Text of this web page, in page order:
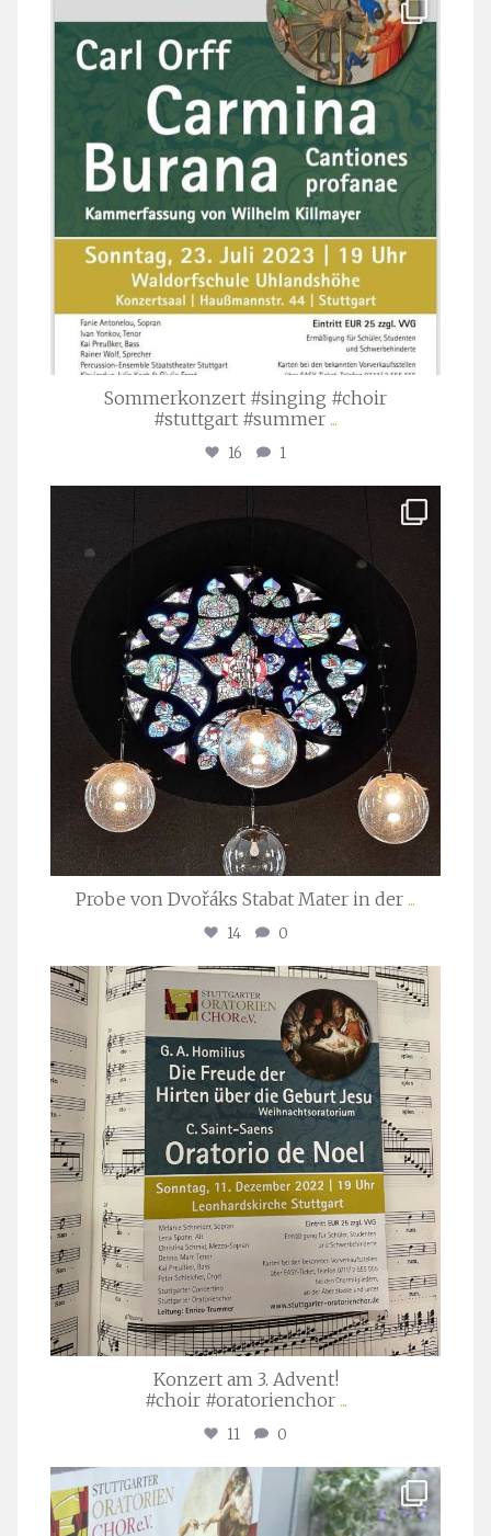
Juli 22
Sommerkonzert #singing #choir
#stuttgart #summer ...
16 1
Apr. 1
Probe von Dvořáks Stabat Mater in der ...
14 0
stuttgarter_oratorienchor
Nov. 29
Konzert am 3. Advent!
#choir #oratorienchor ...
11 0
stuttgarter_oratorienchor
Juli 23